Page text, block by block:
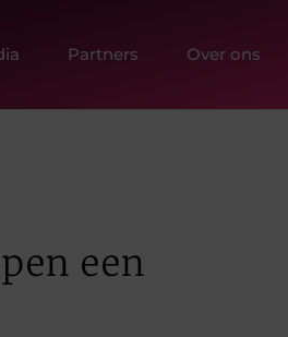
Partners Over ons
een